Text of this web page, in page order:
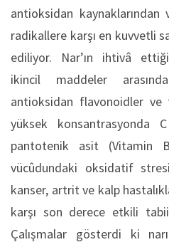
antioksidan kaynaklarından
radikallere karşı en kuvvetli
ediliyor. Nar’ın ihtivâ ettiği
ikincil maddeler
antioksidan flavonoidler ve
yüksek konsantrasyonda
pantotenik asit
vücûdundaki oksidatif
kanser, artrit ve kalp
karşı son derece etkili
Çalışmalar gösterdi ki